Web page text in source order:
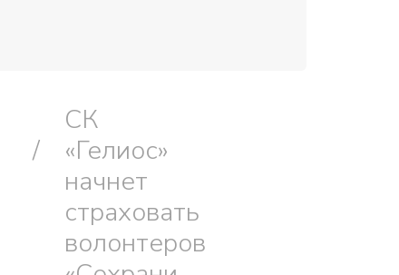
СК
«Гелиос»
начнет
страховать
волонтеров